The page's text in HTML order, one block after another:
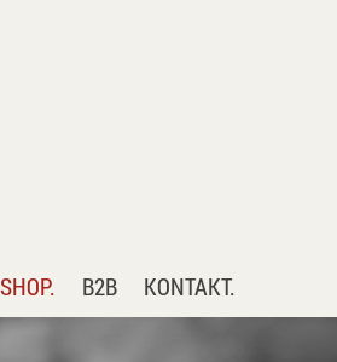
SHOP. B2B KONTAKT.